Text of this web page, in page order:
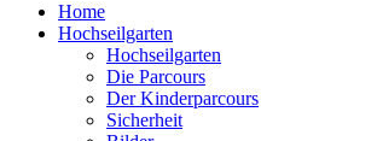
Home
Hochseilgarten
Hochseilgarten
Die Parcours
Der Kinderparcours
Sicherheit